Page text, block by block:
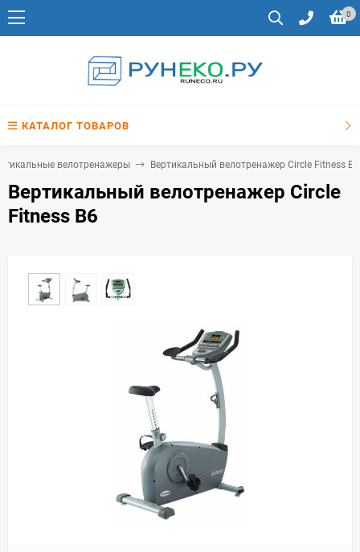
0
КАТАЛОГ ТОВАРОВ
велотренажеры Вертикальный велотренажер Circle Fitness B6
Вертикальный велотренажер Circle
Fitness B6